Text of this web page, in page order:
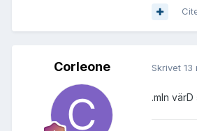
Corleone Skrivet 13
.mIn värD